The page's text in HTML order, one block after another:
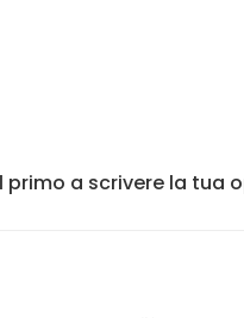
primo a scrivere la tua